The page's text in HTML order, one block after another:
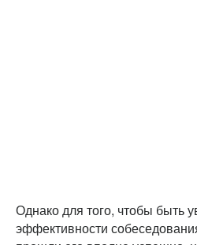
Однако для того, чтобы быть
эффективности